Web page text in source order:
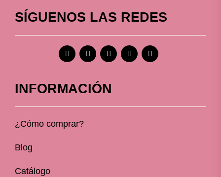
SÍGUENOS LAS REDES
INFORMACIÓN
¿Cómo comprar?
Blog
Catálogo